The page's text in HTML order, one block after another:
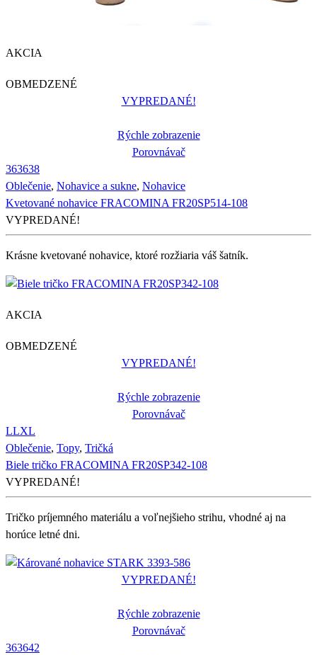
AKCIA
OBMEDZENÉ
VYPREDANÉ!
Rýchle zobrazenie
Porovnávač
363638
Oblečenie, Nohavice a sukne, Nohavice
Kvetované nohavice FRACOMINA FR20SP514-108
VYPREDANÉ!
Krásne kvetované nohavice, ktoré rozžiaria váš šatník.
AKCIA
OBMEDZENÉ
VYPREDANÉ!
Rýchle zobrazenie
Porovnávač
LLXL
Oblečenie, Topy, Tričká
Biele tričko FRACOMINA FR20SP342-108
VYPREDANÉ!
Tričko príjemného materiálu a voľnejšieho strihu, vhodné aj na
horúce letné dni.
VYPREDANÉ!
Rýchle zobrazenie
Porovnávač
363642